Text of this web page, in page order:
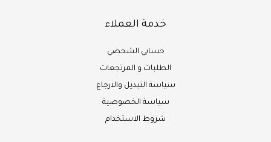
خدمة العملاء
حسابي الشخصي
الطلبات و المرتجعات
سياسة التبديل والارجاع
سياسة الخصوصية
شروط الاستخدام